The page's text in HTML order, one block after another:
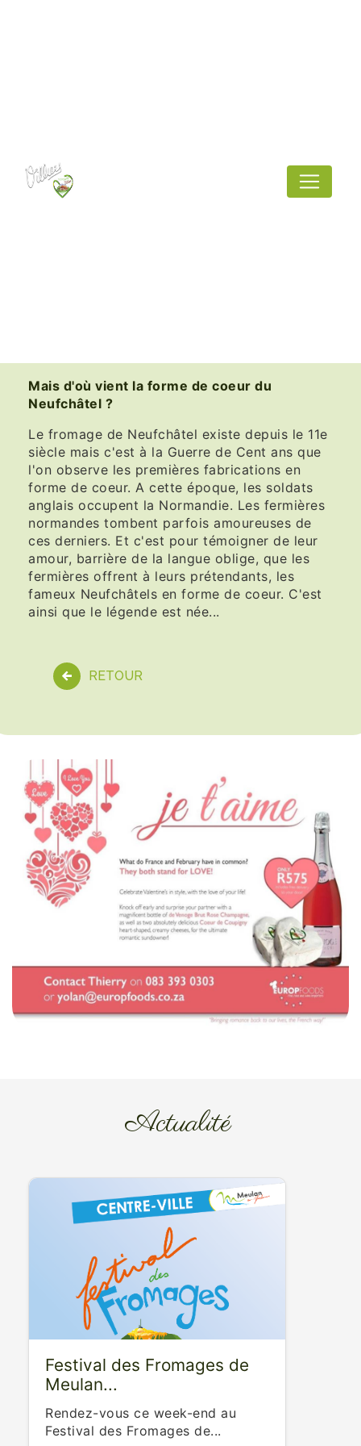
Neufchâtel pour la
St Valentin
Mais d'où vient la forme de coeur du
Neufchâtel ?
Le fromage de Neufchâtel existe depuis le 11e
siècle mais c'est à la Guerre de Cent ans que
l'on observe les premières fabrications en
forme de coeur. A cette époque, les soldats
anglais occupent la Normandie. Les fermières
normandes tombent parfois amoureuses de
ces derniers. Et c'est pour témoigner de leur
amour, barrière de la langue oblige, que les
fermières offrent à leurs prétendants, les
fameux Neufchâtels en forme de coeur. C'est
ainsi que le légende est née...
RETOUR
Actualité
Festival des Fromages de
Meulan...
Rendez-vous ce week-end au
Festival des Fromages de...